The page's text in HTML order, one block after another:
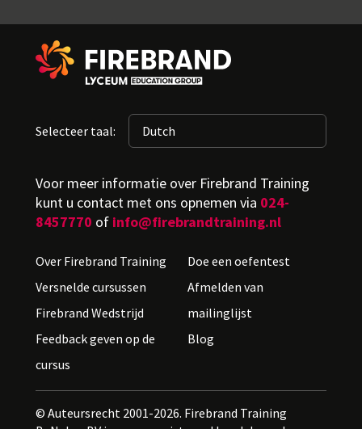
Selecteer taal:
Voor meer informatie over Firebrand Training
kunt u contact met ons opnemen via 024-
8457770 of info@firebrandtraining.nl
Over Firebrand Training
Versnelde cursussen
Firebrand Wedstrijd
Feedback geven op de
cursus
Doe een oefentest
Afmelden van
mailinglijst
Blog
© Auteursrecht 2001-2026. Firebrand Training